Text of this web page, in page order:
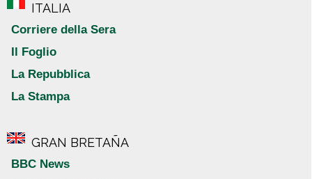
ITALIA
Corriere della Sera
Il Foglio
La Repubblica
La Stampa
GRAN BRETAÑA
BBC News